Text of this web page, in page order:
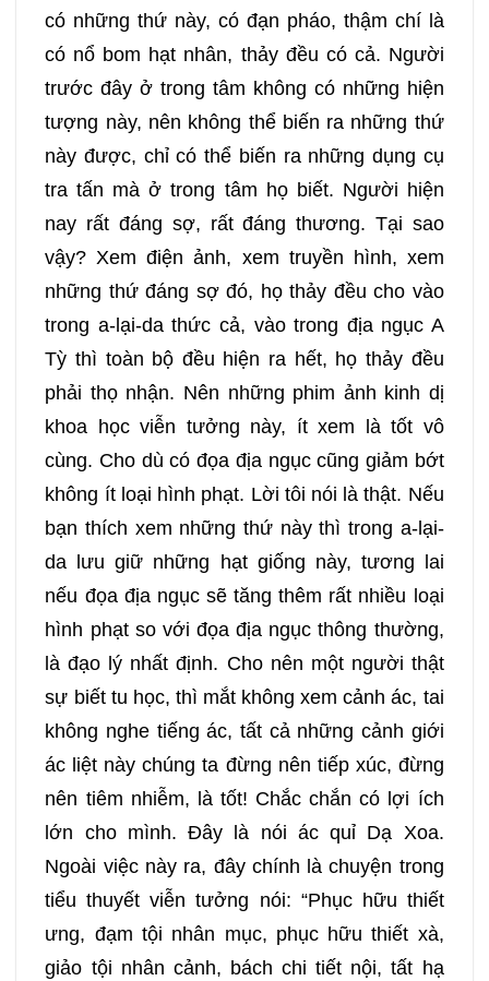
có những thứ này, có đạn pháo, thậm chí là
có nổ bom hạt nhân, thảy đều có cả. Người
trước đây ở trong tâm không có những hiện
tượng này, nên không thể biến ra những thứ
này được, chỉ có thể biến ra những dụng cụ
tra tấn mà ở trong tâm họ biết. Người hiện
nay rất đáng sợ, rất đáng thương. Tại sao
vậy? Xem điện ảnh, xem truyền hình, xem
những thứ đáng sợ đó, họ thảy đều cho vào
trong a-lại-da thức cả, vào trong địa ngục A
Tỳ thì toàn bộ đều hiện ra hết, họ thảy đều
phải thọ nhận. Nên những phim ảnh kinh dị
khoa học viễn tưởng này, ít xem là tốt vô
cùng. Cho dù có đọa địa ngục cũng giảm bớt
không ít loại hình phạt. Lời tôi nói là thật. Nếu
bạn thích xem những thứ này thì trong a-lại-
da lưu giữ những hạt giống này, tương lai
nếu đọa địa ngục sẽ tăng thêm rất nhiều loại
hình phạt so với đọa địa ngục thông thường,
là đạo lý nhất định. Cho nên một người thật
sự biết tu học, thì mắt không xem cảnh ác, tai
không nghe tiếng ác, tất cả những cảnh giới
ác liệt này chúng ta đừng nên tiếp xúc, đừng
nên tiêm nhiễm, là tốt! Chắc chắn có lợi ích
lớn cho mình. Đây là nói ác quỉ Dạ Xoa.
Ngoài việc này ra, đây chính là chuyện trong
tiểu thuyết viễn tưởng nói: “Phục hữu thiết
ưng, đạm tội nhân mục, phục hữu thiết xà,
giảo tội nhân cảnh, bách chi tiết nội, tất hạ